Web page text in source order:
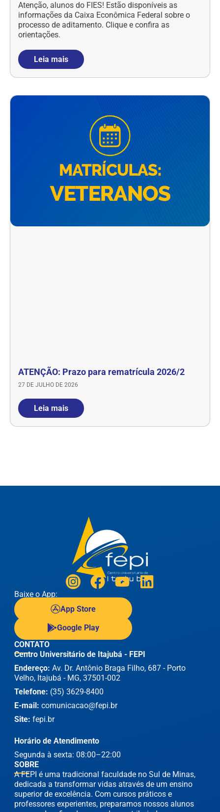
Atenção, alunos do FIES! Estão disponíveis as
informações da Caixa Econômica Federal sobre o
processo de aditamento. Clique e confira as
orientações.
Leia mais
ATENÇÃO: Prazo para rematrícula 2026/2
27 DE JULHO DE 2026
Leia mais
Baixe o App:
App Store
Google Play
SOBRE
A FEPI é uma tradicional faculdade no Sul de Minas,
dedicada a transformar vidas através de um ensino
superior de excelência. Com cursos práticos e
professores experientes, preparamos nossos alunos
CONTATO
Centro Universitário de Itajubá - FEPI
Endereço: Av. Dr. Antônio Braga Filho, 687 - Porto
Velho, Itajubá - MG, 37501-002
Telefone: (35) 3629-8400
E-mail: comunicacao@fepi.br
Site: fepi.br
Horário de Atendimento
Segunda à sexta: 08:00–22:00